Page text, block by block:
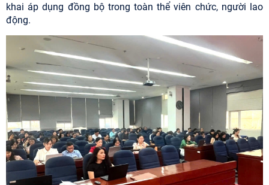
khai áp dụng đồng bộ trong toàn thể viên chức, người lao
động.